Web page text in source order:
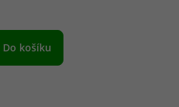
Do košíku